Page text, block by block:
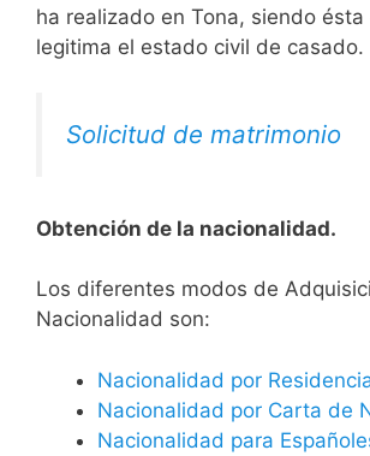
ha realizado en Tona, siendo
legitima el estado civil de casado.
Solicitud de matrimonio
Obtención de la nacionalidad.
​​​Los diferentes modos de
Nacionalidad son:
Nacionalidad por
Nacionalidad por Carta de
Nacionalidad para